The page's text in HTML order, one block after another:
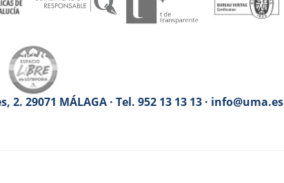
29071 MÁLAGA · Tel. 952 13 13 13 · info@uma.es